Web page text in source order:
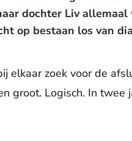
dochter Liv
op bestaan los van
elkaar zoek voor de
groot. Logisch. In twee